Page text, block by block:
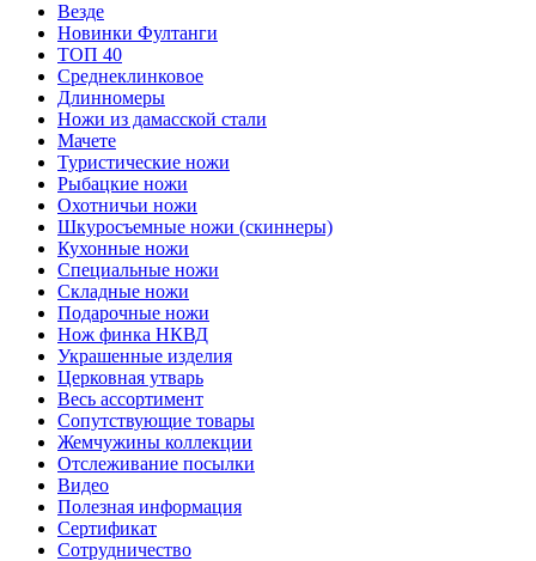
Везде
Новинки Фултанги
ТОП 40
Среднеклинковое
Длинномеры
Ножи из дамасской стали
Мачете
Туристические ножи
Рыбацкие ножи
Охотничьи ножи
Шкуросъемные ножи (скиннеры)
Кухонные ножи
Специальные ножи
Складные ножи
Подарочные ножи
Нож финка НКВД
Украшенные изделия
Церковная утварь
Весь ассортимент
Сопутствующие товары
Жемчужины коллекции
Отслеживание посылки
Видео
Полезная информация
Сертификат
Сотрудничество